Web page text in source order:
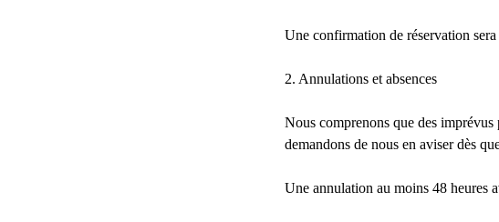
Une confirmation de réservation
2. Annulations et absences
Nous comprenons que des
demandons de nous en aviser dès
Une annulation au moins 48 heures